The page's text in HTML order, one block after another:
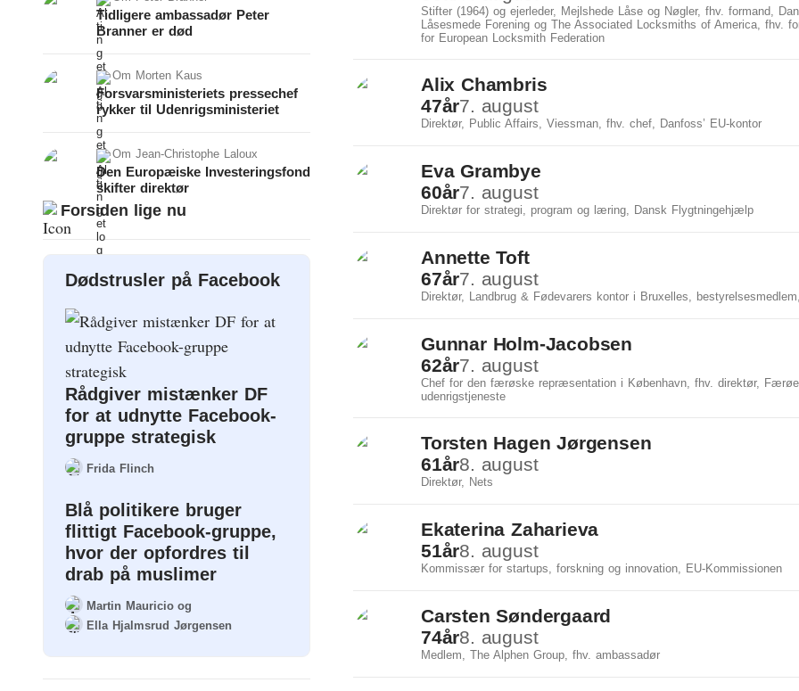
Tidligere ambassadør Peter
Branner er død
Om Morten Kaus
Forsvarsministeriets pressechef
rykker til Udenrigsministeriet
Om Jean-Christophe Laloux
Den Europæiske Investeringsfond
skifter direktør
Forsiden lige nu
Dødstrusler på Facebook
Rådgiver mistænker DF
for at udnytte Facebook-
gruppe strategisk
Frida Flinch
Blå politikere bruger
flittigt Facebook-gruppe,
hvor der opfordres til
drab på muslimer
Martin Mauricio og
Ella Hjalmsrud Jørgensen
Stifter (1964) og ejerleder, Mejlshede Låse og Nøgler, fhv. formand,
Låsesmede Forening og The Associated Locksmiths of America, fhv.
for European Locksmith Federation
Alix Chambris
47år7. august
Direktør, Public Affairs, Viessman, fhv. chef, Danfoss’ EU-kontor
Eva Grambye
60år7. august
Direktør for strategi, program og læring, Dansk Flygtningehjælp
Annette Toft
67år7. august
Direktør, Landbrug & Fødevarers kontor i Bruxelles,
Gunnar Holm-Jacobsen
62år7. august
Chef for den færøske repræsentation i København, fhv. direktør,
udenrigstjeneste
Torsten Hagen Jørgensen
61år8. august
Direktør, Nets
Ekaterina Zaharieva
51år8. august
Kommissær for startups, forskning og innovation, EU-Kommissionen
Carsten Søndergaard
74år8. august
Medlem, The Alphen Group, fhv. ambassadør